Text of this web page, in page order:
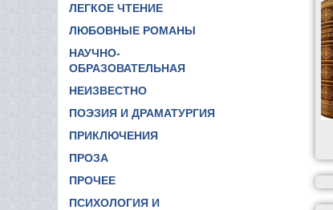
ЛЕГКОЕ ЧТЕНИЕ
ЛЮБОВНЫЕ РОМАНЫ
НАУЧНО-
ОБРАЗОВАТЕЛЬНАЯ
НЕИЗВЕСТНО
ПОЭЗИЯ И ДРАМАТУРГИЯ
ПРИКЛЮЧЕНИЯ
ПРОЗА
ПРОЧЕЕ
ПСИХОЛОГИЯ И